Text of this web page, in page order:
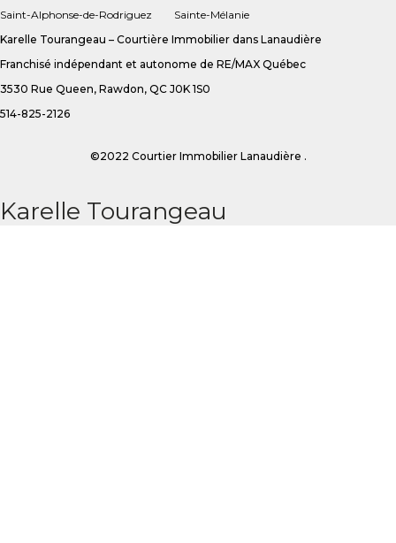
Saint-Alphonse-de-Rodriguez
Sainte-Mélanie
Karelle Tourangeau – Courtière Immobilier dans Lanaudière
Franchisé indépendant et autonome de RE/MAX Québec
3530 Rue Queen, Rawdon, QC J0K 1S0
514-825-2126
©2022 Courtier Immobilier Lanaudière .
Karelle Tourangeau